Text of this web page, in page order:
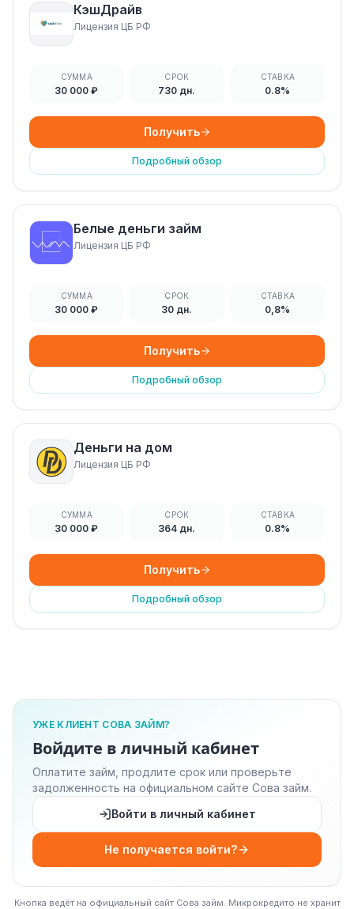
КэшДрайв
Лицензия ЦБ РФ
СУММА
30 000 ₽
СРОК
730 дн.
СТАВКА
0.8%
Получить
Подробный обзор
Белые деньги займ
Лицензия ЦБ РФ
СУММА
30 000 ₽
СРОК
30 дн.
СТАВКА
0,8%
Получить
Подробный обзор
Деньги на дом
Лицензия ЦБ РФ
СУММА
30 000 ₽
СРОК
364 дн.
СТАВКА
0.8%
Получить
Подробный обзор
УЖЕ КЛИЕНТ СОВА ЗАЙМ?
Войдите в личный кабинет
Оплатите займ, продлите срок или проверьте
задолженность на официальном сайте Сова займ.
Войти в личный кабинет
Не получается войти?
Кнопка ведёт на официальный сайт Сова займ. Микрокредито не хранит